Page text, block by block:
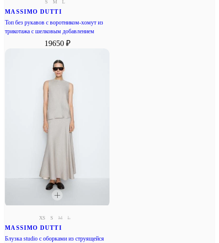
S M L
MASSIMO DUTTI
Топ без рукавов с воротником-хомут из
трикотажа с шелковым добавлением
19650 ₽
XS S M L
MASSIMO DUTTI
Блузка studio с оборками из струящейся